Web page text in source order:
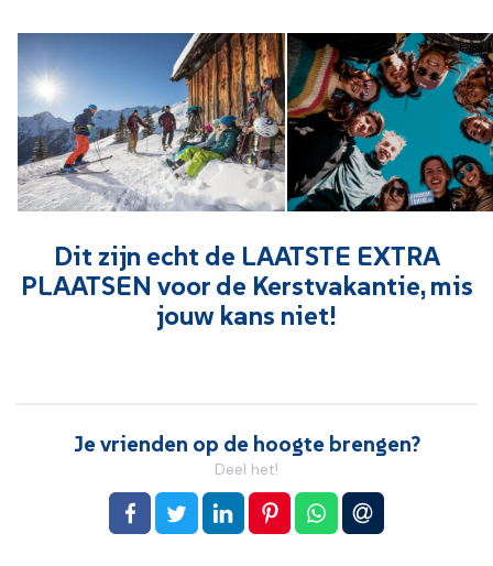
Dit zijn echt de LAATSTE EXTRA
PLAATSEN voor de Kerstvakantie, mis
jouw kans niet!
Je vrienden op de hoogte brengen?
Deel het!
op Facebookop Twitterop LinkedInop Pinterestop WhatsApp